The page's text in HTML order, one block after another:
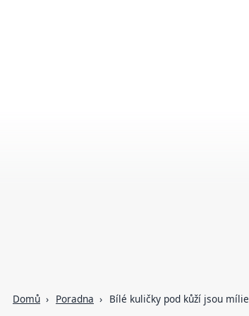
Domů Poradna Bílé kuličky pod kůží jsou mílie